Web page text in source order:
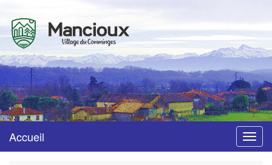
Mancioux
Village du Comminges
Menu
Accueil